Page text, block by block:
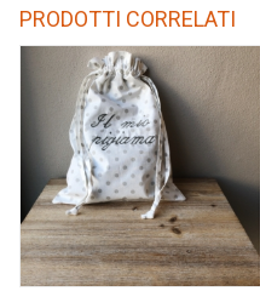
PRODOTTI CORRELATI